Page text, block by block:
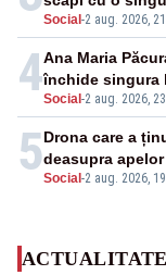
Social -2 aug. 2026,
4Social -2 aug. 2026,
Ana Maria
închide singura
5Social -2 aug. 2026,
Drona care a
deasupra
ACTUALITATE